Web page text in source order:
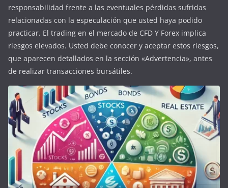
responsabilidad frente a las eventuales pérdidas sufridas
relacionadas con la especulación que usted haya podido
practicar. El trading en el mercado de CFD Y Forex implica
riesgos elevados. Usted debe conocer y aceptar estos riesgos,
que aparecen detallados en la sección «Advertencia», antes
de realizar transacciones bursátiles.